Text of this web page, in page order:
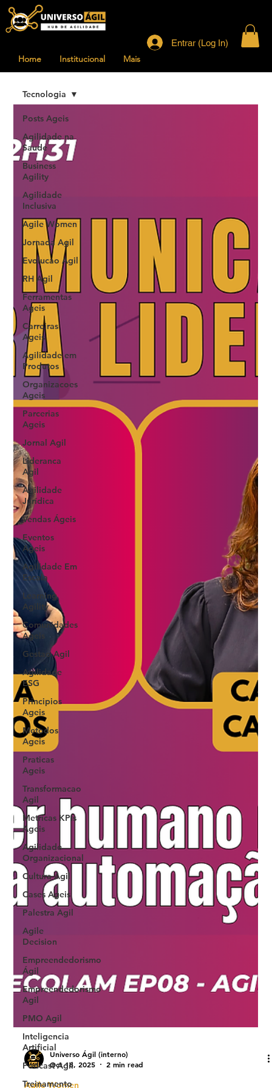
Home Institucional Mais
Entrar (Log In)
Posts Ageis
Agilidade na
Saude
Business
Agility
Agilidade
Inclusiva
Agile Women
Jornada Agil
Evolucao Agil
RH Agil
Ferramentas
Ageis
Carreiras
Ageis
Agilidade em
Produtos
Organizacoes
Ageis
Parcerias
Ageis
Jornal Agil
Lideranca
Agil
Agilidade
Jurídica
Vendas Ágeis
Eventos
Ageis
Agilidade Em
Escala
Learning
Agility
Comunidades
Ageis
Gestao Agil
Agilidade
ESG
Principios
Ageis
Metodos
Ageis
Praticas
Ageis
Transformacao
Agil
Metricas KPIs
Ageis
Agilidade
Organizacional
Cultura Agil
Cases Ageis
Palestra Agil
Agile
Decision
Empreendedorismo
Ágil
Empreendedorismo
Agil
PMO Agil
Inteligencia
Artificial
Podcast Agil
Treinamento
Tecnologia
Universo Ágil (interno)